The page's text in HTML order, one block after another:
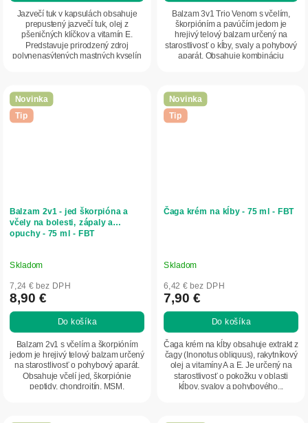
Jazvečí tuk v kapsulách obsahuje
prepustený jazvečí tuk, olej z
pšeničných klíčkov a vitamín E.
Predstavuje prirodzený zdroj
polynenasýtených mastných kyselín
Balzam 3v1 Trio Venom s včelím,
škorpióním a pavúčím jedom je
hrejivý telový balzam určený na
starostlivosť o kĺby, svaly a pohybový
aparát. Obsahuje kombináciu
Novinka
Tip
Balzam 2v1 - jed škorpióna a
včely na bolesti, zápaly a
opuchy - 75 ml - FBT
Skladom
7,24 € bez DPH
8,90 €
Do košíka
Balzam 2v1 s včelím a škorpióním
jedom je hrejivý telový balzam určený
na starostlivosť o pohybový aparát.
Obsahuje včelí jed, škorpiónie
peptidy, chondroitín, MSM,
Novinka
Tip
Čaga krém na kĺby - 75 ml - FBT
Skladom
6,42 € bez DPH
7,90 €
Do košíka
Čaga krém na kĺby obsahuje extrakt z
čagy (Inonotus obliquus), rakytníkový
olej a vitamíny A a E. Je určený na
starostlivosť o pokožku v oblasti
kĺbov, svalov a pohybového...